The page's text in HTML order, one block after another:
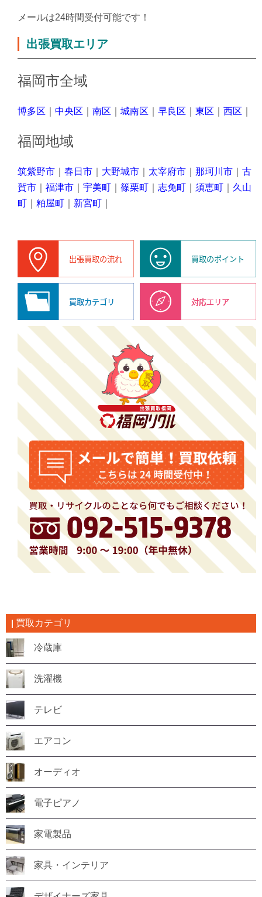
買取カテゴリ
冷蔵庫
洗濯機
テレビ
エアコン
オーディオ
電子ピアノ
家電製品
家具・インテリア
メールは24時間受付可能です！
出張買取エリア
福岡市全域
博多区 中央区 南区 城南区 早良区 東区 西区
福岡地域
筑紫野市 春日市 大野城市 太宰府市 那珂川市
古
賀市
福津市 宇美町 篠栗町 志免町 須恵町
久山
町
粕屋町 新宮町